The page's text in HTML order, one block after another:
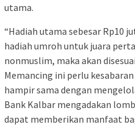
utama.
“Hadiah utama sebesar Rp10
hadiah umroh untuk juara
nonmuslim, maka akan
Memancing ini perlu
hampir sama dengan
Bank Kalbar mengadakan
dapat memberikan manfaat